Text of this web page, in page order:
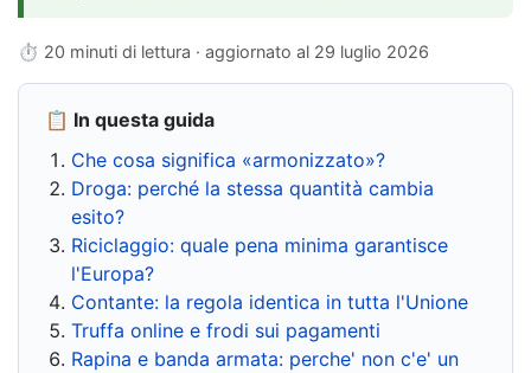
⏱ 20 minuti di lettura · aggiornato al 29 luglio 2026
📋 In questa guida
Che cosa significa «armonizzato»?
Droga: perché la stessa quantità cambia
esito?
Riciclaggio: quale pena minima garantisce
l'Europa?
Contante: la regola identica in tutta l'Unione
Truffa online e frodi sui pagamenti
Rapina e banda armata: perche' non c'e' un